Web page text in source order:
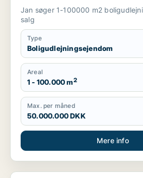
Jan søger 1-100000 m2
salg
Type
Boligudlejningsejendom
Areal
1 - 100.000 m2
Max. per måned
50.000.000 DKK
Mere info